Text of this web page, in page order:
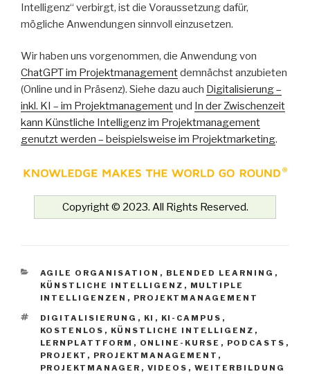
Intelligenz“ verbirgt, ist die Voraussetzung dafür,
mögliche Anwendungen sinnvoll einzusetzen.
Wir haben uns vorgenommen, die Anwendung von
ChatGPT im Projektmanagementdemnächst anzubieten
(Online und in Präsenz). Siehe dazu auch Digitalisierung –
inkl. KI – im Projektmanagementund In der Zwischenzeit
kann Künstliche Intelligenz im Projektmanagement
genutzt werden – beispielsweise im Projektmarketing.
Copyright © 2023. All Rights Reserved.
KATEGORIEN
AGILE ORGANISATION , BLENDED LEARNING ,
KÜNSTLICHE INTELLIGENZ , MULTIPLE
INTELLIGENZEN , PROJEKTMANAGEMENT
SCHLAGWÖRTER
DIGITALISIERUNG , KI , KI-CAMPUS ,
KOSTENLOS , KÜNSTLICHE INTELLIGENZ ,
LERNPLATTFORM , ONLINE-KURSE , PODCASTS ,
PROJEKT , PROJEKTMANAGEMENT ,
PROJEKTMANAGER , VIDEOS , WEITERBILDUNG